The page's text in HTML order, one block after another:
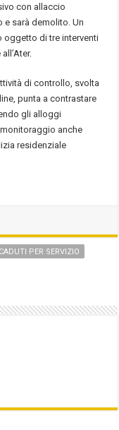
con allaccio
e sarà demolito. Un
oggetto di tre interventi
di controllo, svolta
punta a contrastare
gli alloggi
anche
residenziale
PER SERVIZIO